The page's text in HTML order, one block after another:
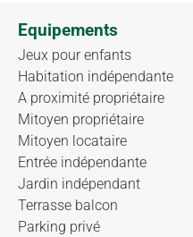
Equipements
Jeux pour enfants
Habitation indépendante
A proximité propriétaire
Mitoyen propriétaire
Mitoyen locataire
Entrée indépendante
Jardin indépendant
Terrasse balcon
Parking privé